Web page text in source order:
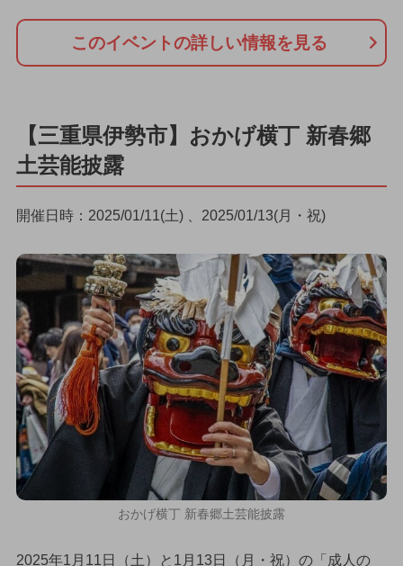
このイベントの詳しい情報を見る
【三重県伊勢市】おかげ横丁 新春郷
土芸能披露
開催日時：2025/01/11(土) 、2025/01/13(月・祝)
おかげ横丁 新春郷土芸能披露
2025年1月11日（土）と1月13日（月・祝）の「成人の